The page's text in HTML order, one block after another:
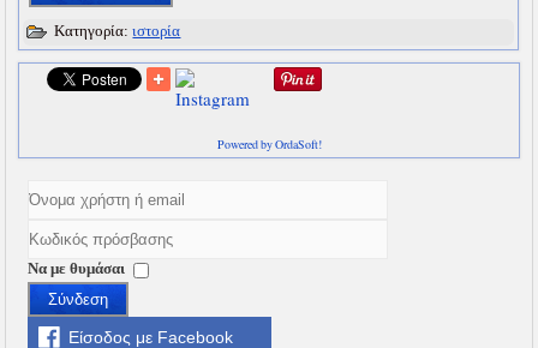
Κατηγορία:ιστορία
Powered by OrdaSoft!
Να με θυμάσαι
Σύνδεση
Είσοδος με Facebook